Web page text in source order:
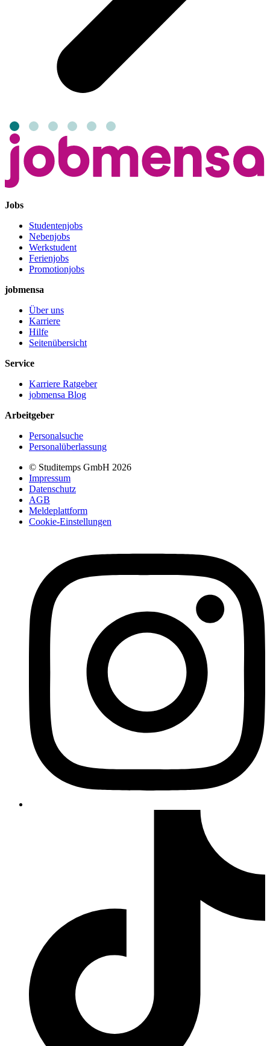
Jobs
Studentenjobs
Nebenjobs
Werkstudent
Ferienjobs
Promotionjobs
jobmensa
Über uns
Karriere
Hilfe
Seitenübersicht
Service
Karriere Ratgeber
jobmensa Blog
Arbeitgeber
Personalsuche
Personalüberlassung
© Studitemps GmbH 2026
Impressum
Datenschutz
AGB
Meldeplattform
Cookie-Einstellungen